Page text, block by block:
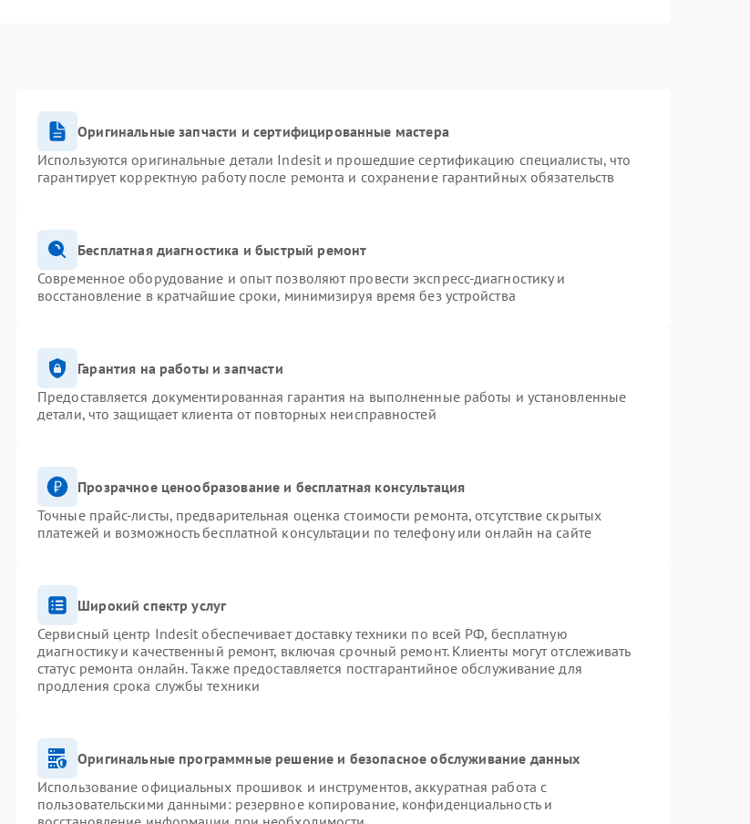
Оригинальные запчасти и сертифицированные мастера
Используются оригинальные детали Indesit и прошедшие сертификацию специалисты, что
гарантирует корректную работу после ремонта и сохранение гарантийных обязательств
Бесплатная диагностика и быстрый ремонт
Современное оборудование и опыт позволяют провести экспресс-диагностику и
восстановление в кратчайшие сроки, минимизируя время без устройства
Гарантия на работы и запчасти
Предоставляется документированная гарантия на выполненные работы и установленные
детали, что защищает клиента от повторных неисправностей
Прозрачное ценообразование и бесплатная консультация
Точные прайс-листы, предварительная оценка стоимости ремонта, отсутствие скрытых
платежей и возможность бесплатной консультации по телефону или онлайн на сайте
Широкий спектр услуг
Сервисный центр Indesit обеспечивает доставку техники по всей РФ, бесплатную
диагностику и качественный ремонт, включая срочный ремонт. Клиенты могут отслеживать
статус ремонта онлайн. Также предоставляется постгарантийное обслуживание для
продления срока службы техники
Оригинальные программные решение и безопасное обслуживание данных
Использование официальных прошивок и инструментов, аккуратная работа с
пользовательскими данными: резервное копирование, конфиденциальность и